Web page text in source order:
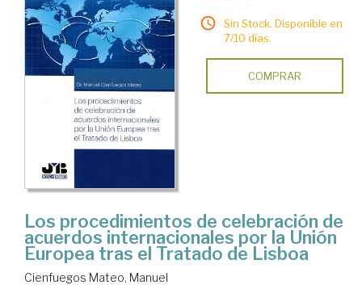
Sin Stock. Disponible en
7/10 días.
COMPRAR
Los procedimientos de celebración de
acuerdos internacionales por la Unión
Europea tras el Tratado de Lisboa
Cienfuegos Mateo, Manuel